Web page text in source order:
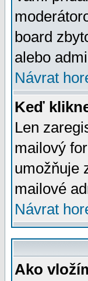
board
alebo
Návrat
Keď
Len
mailový
umožňuje
mailové
Návrat
Ako